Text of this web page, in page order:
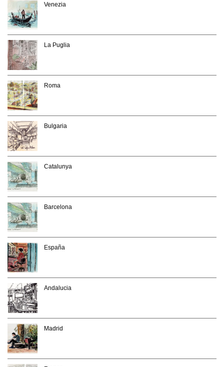
Venezia
La Puglia
Roma
Bulgaria
Catalunya
Barcelona
España
Andalucia
Madrid